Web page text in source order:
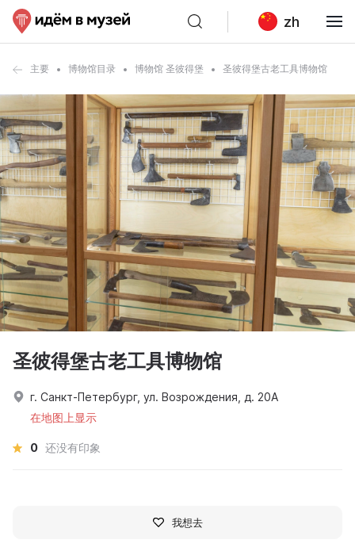
zh
主要 博物馆目录 博物馆 圣彼得堡 圣彼得堡古老工具博物馆
圣彼得堡古老工具博物馆
г. Санкт-Петербург, ул. Возрождения, д. 20А
在地图上显示
0 还没有印象
我想去